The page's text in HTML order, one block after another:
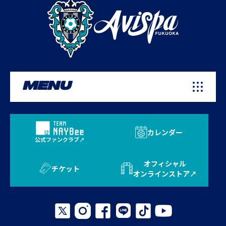
MENU
公式ファンクラブ
カレンダー
チケット
オフィシャル
オンラインストア